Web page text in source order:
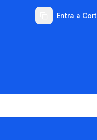
Entra a